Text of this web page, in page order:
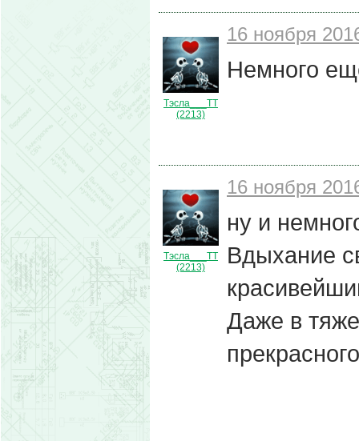
Тэсла___ТТ
(2213)
16 ноября
Немного
Тэсла___ТТ
(2213)
16 ноября
ну и
Вдыхание
Даже в